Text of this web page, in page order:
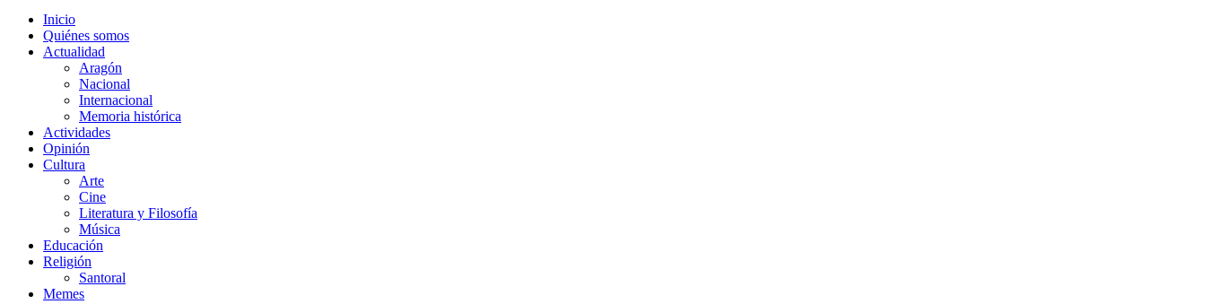
Inicio
Quiénes somos
Actualidad
Aragón
Nacional
Internacional
Memoria histórica
Actividades
Opinión
Cultura
Arte
Cine
Literatura y Filosofía
Música
Educación
Religión
Santoral
Memes